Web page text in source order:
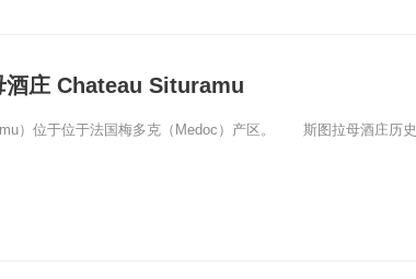
酒庄 Chateau Situramu
）位于位于法国梅多克（Medoc）产区。 斯图拉母酒庄历史